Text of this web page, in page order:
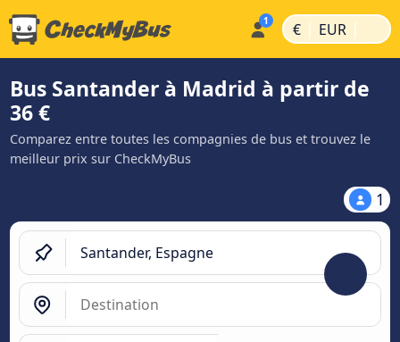
€ | EUR |
Bus Santander à Madrid à partir de
36 €
Comparez entre toutes les compagnies de bus et trouvez le
meilleur prix sur CheckMyBus
1